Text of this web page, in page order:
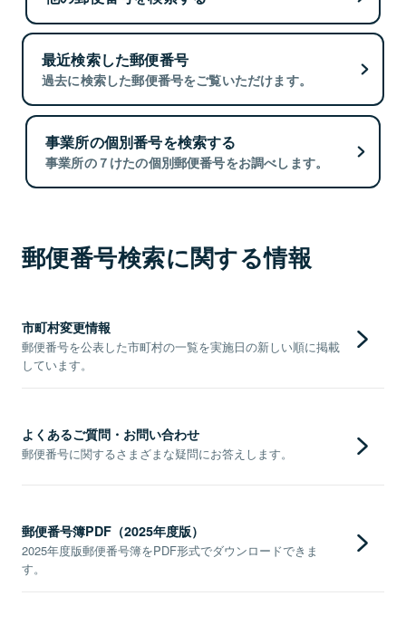
最近検索した郵便番号
過去に検索した郵便番号をご覧いただけます。
事業所の個別番号を検索する
事業所の７けたの個別郵便番号をお調べします。
郵便番号検索に関する情報
市町村変更情報
郵便番号を公表した市町村の一覧を実施日の新しい順に掲載
しています。
よくあるご質問・お問い合わせ
郵便番号に関するさまざまな疑問にお答えします。
郵便番号簿PDF（2025年度版）
2025年度版郵便番号簿をPDF形式でダウンロードできま
す。